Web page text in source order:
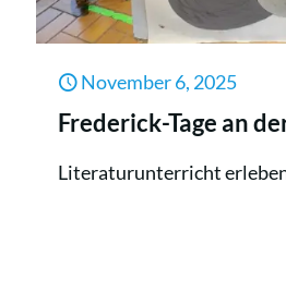
November 6, 2025
Frederick-Tage an
Literaturunterricht